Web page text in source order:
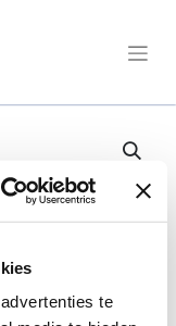
te
pk/2JTM182